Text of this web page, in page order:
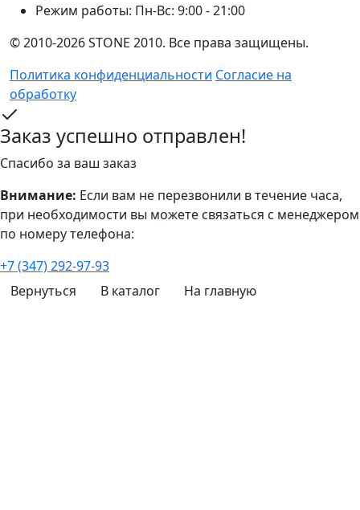
Режим работы: Пн-Вс: 9:00 - 21:00
© 2010-2026 STONE 2010. Все права защищены.
Политика конфиденциальности Согласие на
обработку
Заказ успешно отправлен!
Спасибо за ваш заказ
Внимание: Если вам не перезвонили в течение часа,
при необходимости вы можете связаться с менеджером
по номеру телефона:
+7 (347) 292-97-93
Вернуться
В каталог На главную